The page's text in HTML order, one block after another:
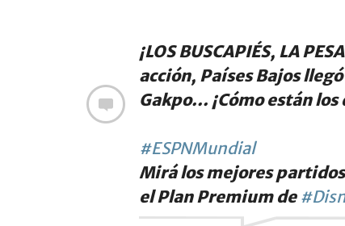
¡LOS BUSCAPIÉS, LA
acción, Países Bajos
Gakpo... ¡Cómo están
#ESPNMundial
Mirá los mejores
el Plan Premium de